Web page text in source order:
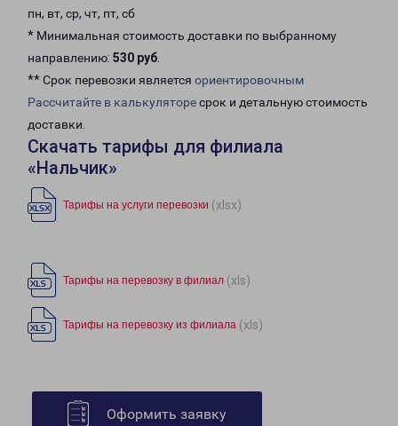
пн, вт, ср, чт, пт, сб
* Минимальная стоимость доставки по выбранному
направлению: 530 руб.
** Срок перевозки является ориентировочным
Рассчитайте в калькуляторесрок и детальную стоимость
доставки.
Скачать тарифы для филиала
«Нальчик»
Тарифы на услуги перевозки (xlsx)
Тарифы на перевозку в филиал (xls)
Тарифы на перевозку из филиала (xls)
Оформить заявку